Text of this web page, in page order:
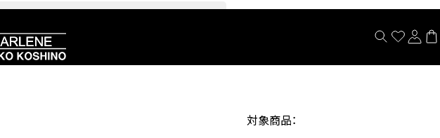
対象商品：